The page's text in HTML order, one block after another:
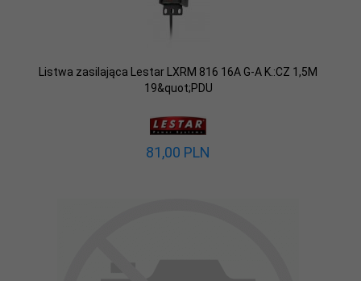
Listwa zasilająca Lestar LXRM 816 16A G-A K.:CZ 1,5M
19&quot;PDU
81,00 PLN